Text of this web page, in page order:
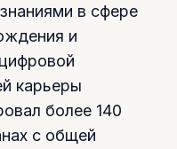
в сфере
и
карьеры
более 140
с общей